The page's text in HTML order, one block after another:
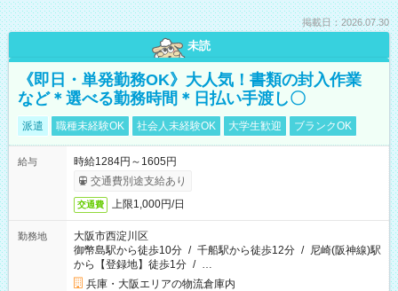
掲載日：2026.07.30
未読
《即日・単発勤務OK》大人気！書類の封入作業
など＊選べる勤務時間＊日払い手渡し〇
派遣 職種未経験OK 社会人未経験OK 大学生歓迎 ブランクOK
給与
時給1284円～1605円
交通費別途支給あり
交通費 上限1,000円/日
勤務地
大阪市西淀川区
御幣島駅から徒歩10分 / 千船駅から徒歩12分 / 尼崎(阪神線)駅
から【登録地】徒歩1分 / …
兵庫・大阪エリアの物流倉庫内